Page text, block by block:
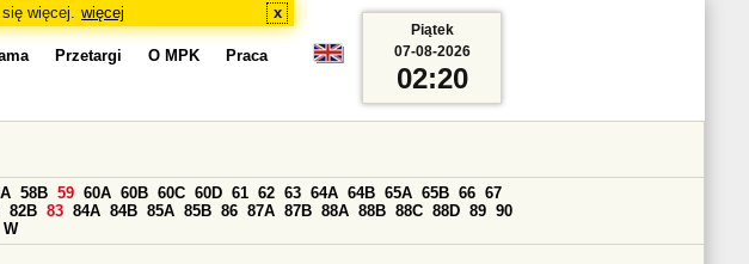
więcej. więcej x
Przetargi O MPK Praca
58B 59 60A 60B 60C 60D 61 62 63 64A 64B 65A 65B 66 67
82B 83 84A 84B 85A 85B 86 87A 87B 88A 88B 88C 88D 89 90
W
Piątek
07-08-2026
02:20